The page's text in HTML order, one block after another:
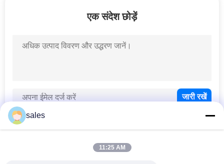
गोल डक्ट एल्बो मशीन
एक संदेश छोड़ें
लोकप्रिय श्रेणियां
sales
11:25 AM